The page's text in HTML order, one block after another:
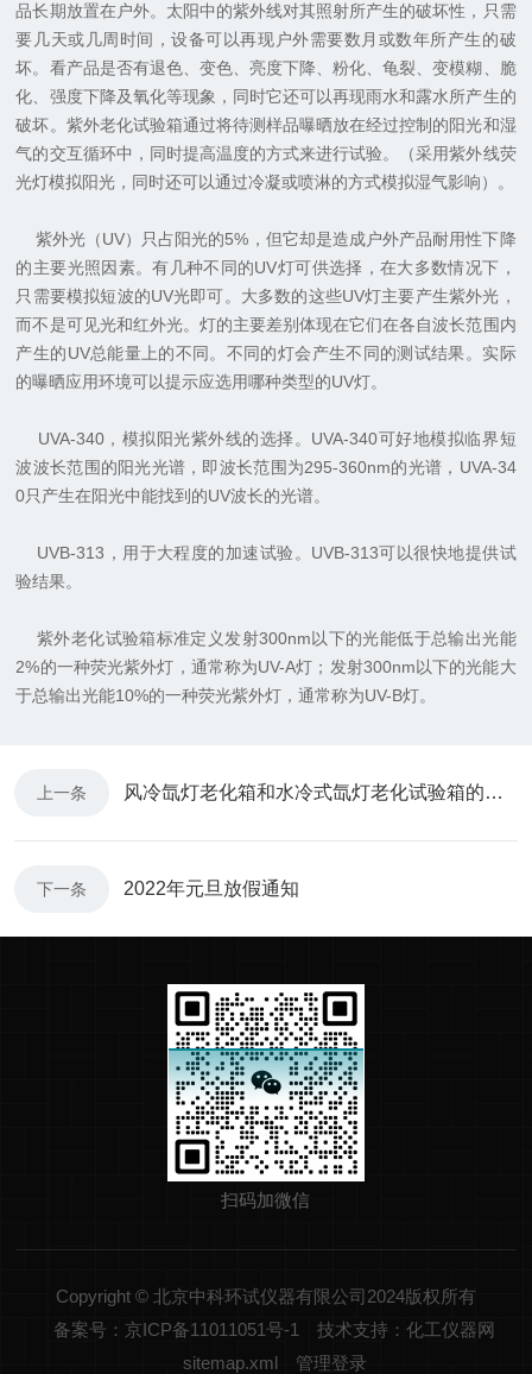
品长期放置在户外。太阳中的紫外线对其照射所产生的破坏性，只需
要几天或几周时间，设备可以再现户外需要数月或数年所产生的破
坏。看产品是否有退色、变色、亮度下降、粉化、龟裂、变模糊、脆
化、强度下降及氧化等现象，同时它还可以再现雨水和露水所产生的
破坏。紫外老化试验箱通过将待测样品曝晒放在经过控制的阳光和湿
气的交互循环中，同时提高温度的方式来进行试验。（采用紫外线荧
光灯模拟阳光，同时还可以通过冷凝或喷淋的方式模拟湿气影响）。
紫外光（UV）只占阳光的5%，但它却是造成户外产品耐用性下降
的主要光照因素。有几种不同的UV灯可供选择，在大多数情况下，
只需要模拟短波的UV光即可。大多数的这些UV灯主要产生紫外光，
而不是可见光和红外光。灯的主要差别体现在它们在各自波长范围内
产生的UV总能量上的不同。不同的灯会产生不同的测试结果。实际
的曝晒应用环境可以提示应选用哪种类型的UV灯。
UVA-340，模拟阳光紫外线的选择。UVA-340可好地模拟临界短
波波长范围的阳光光谱，即波长范围为295-360nm的光谱，UVA-34
0只产生在阳光中能找到的UV波长的光谱。
UVB-313，用于大程度的加速试验。UVB-313可以很快地提供试
验结果。
紫外老化试验箱标准定义发射300nm以下的光能低于总输出光能
2%的一种荧光紫外灯，通常称为UV-A灯；发射300nm以下的光能大
于总输出光能10%的一种荧光紫外灯，通常称为UV-B灯。
上一条 风冷氙灯老化箱和水冷式氙灯老化试验箱的主要区别
下一条 2022年元旦放假通知
扫码加微信
Copyright © 北京中科环试仪器有限公司2024版权所有
备案号：京ICP备11011051号-1
技术支持：化工仪器网
sitemap.xml
管理登录